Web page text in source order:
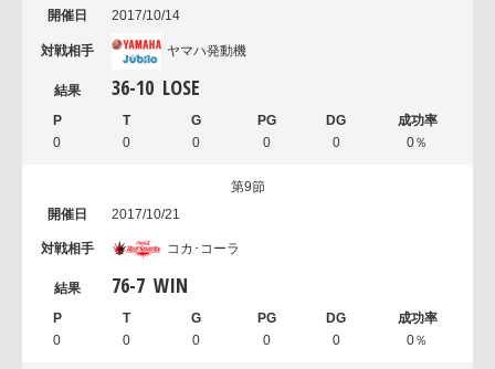
2017/10/14
ヤマハ発動機
36-10 LOSE
0 0 0 0 0 0％
第9節
2017/10/21
コカ･コーラ
76-7 WIN
0 0 0 0 0 0％